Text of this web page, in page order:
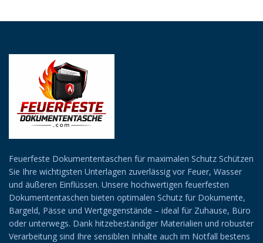
Feuerfeste Dokumententaschen für maximalen Schutz Schützen
Sie Ihre wichtigsten Unterlagen zuverlässig vor Feuer, Wasser
und äußeren Einflüssen. Unsere hochwertigen feuerfesten
Dokumententaschen bieten optimalen Schutz für Dokumente,
Bargeld, Pässe und Wertgegenstände – ideal für Zuhause, Büro
oder unterwegs. Dank hitzebeständiger Materialien und robuster
Verarbeitung sind Ihre sensiblen Inhalte auch im Notfall bestens